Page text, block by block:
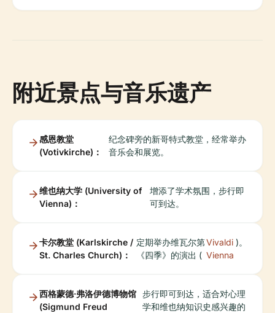
附近景点与音乐遗产
感恩教堂
(Votivkirche)：
纪念碑旁的新哥特式教堂，经常举办
音乐会和展览。
维也纳大学 (University of
Vienna)：
增添了学术氛围，步行即
可到达。
卡尔教堂 (Karlskirche /
St. Charles Church)：
定期举办维瓦尔第
《四季》的演出 (
Vivaldi
Vienna
)。
西格蒙德·弗洛伊德博物馆
(Sigmund Freud
步行即可到达，适合对心理
学和维也纳知识史感兴趣的